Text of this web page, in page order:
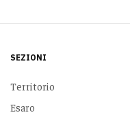
SEZIONI
Territorio
Esaro